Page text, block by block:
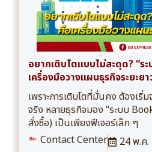
อยากเติบโตแบบไม่สะดุด? “ร
เครื่องมือวางแผนธุรกิจระยะยา
เพราะการเติบโตที่มั่นคง ต้องเริ่
จริง หลายธุรกิจมอง “ระบบ
สั่งซื้อ) เป็นเพียงฟีเจอร์เล็ก ๆ
Contact Center
24 พ.ค